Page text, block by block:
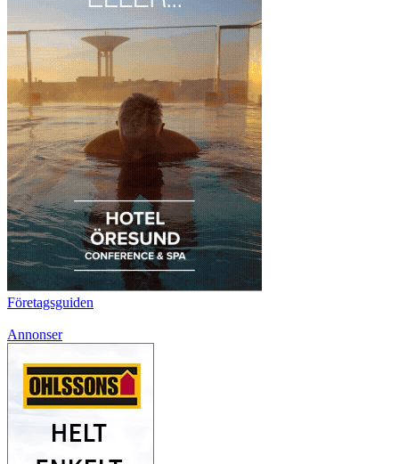
Företagsguiden
Annonser